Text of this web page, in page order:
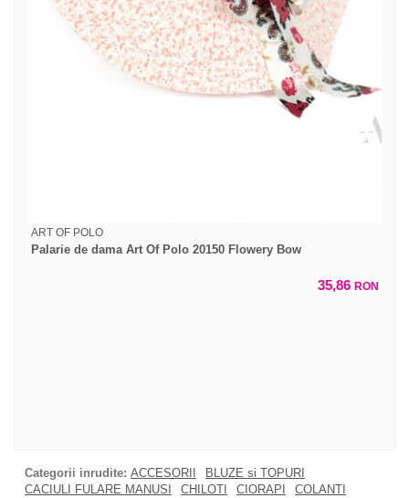
ART OF POLO
Palarie de dama Art Of Polo 20150 Flowery Bow
35,86 RON
Categorii inrudite: ACCESORII
BLUZE si TOPURI
CACIULI FULARE MANUSI
CHILOTI CIORAPI
COLANTI